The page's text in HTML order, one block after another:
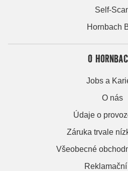
Self-
Hornbach
O
Jobs a
O nás
Údaje o
Záruka trvale
Všeobecné
Reklamační